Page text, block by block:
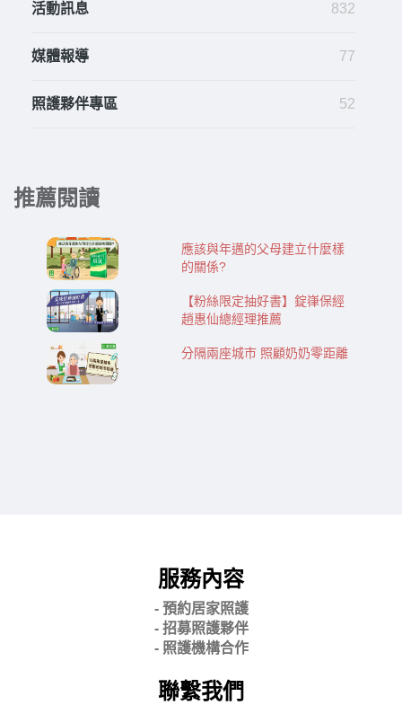
活動訊息 832
媒體報導 77
照護夥伴專區 52
推薦閱讀
應該與年邁的父母建立什麼樣
的關係?
【粉絲限定抽好書】錠嵂保經
趙惠仙總經理推薦
分隔兩座城市 照顧奶奶零距離
服務內容
- 預約居家照護
- 招募照護夥伴
- 照護機構合作
聯繫我們